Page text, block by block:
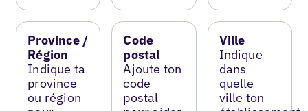
Province /
Région
Indique ta
province
ou région
Code
postal
Ajoute ton
code
postal
Ville
Indique
dans
quelle
ville ton